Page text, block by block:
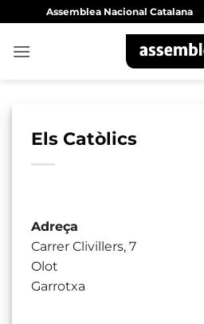
content
Assemblea Nacional Catalana
Els Catòlics
Adreça
Carrer Clivillers, 7
Olot
Garrotxa